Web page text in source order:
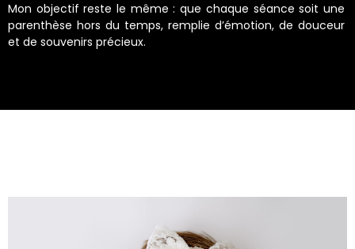
Mon objectif reste le même : que chaque séance soit une
parenthèse hors du temps, remplie d’émotion, de douceur
et de souvenirs précieux.